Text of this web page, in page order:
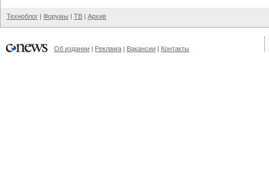
Техноблог | Форумы | ТВ | Архив
Об издании | Реклама | Вакансии | Контакты